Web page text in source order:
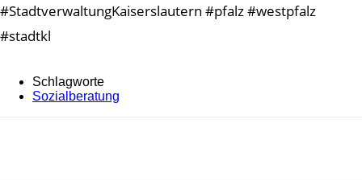
#StadtverwaltungKaiserslautern #pfalz #westpfalz
#stadtkl
Schlagworte
Sozialberatung